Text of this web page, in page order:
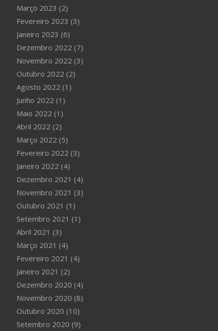
Março 2023 (2)
Fevereiro 2023 (3)
Janeiro 2023 (6)
Dezembro 2022 (7)
Novembro 2022 (3)
Outubro 2022 (2)
Agosto 2022 (1)
Junho 2022 (1)
Maio 2022 (1)
Abril 2022 (2)
Março 2022 (5)
Fevereiro 2022 (3)
Janeiro 2022 (4)
Dezembro 2021 (4)
Novembro 2021 (3)
Outubro 2021 (1)
Setembro 2021 (1)
Abril 2021 (3)
Março 2021 (4)
Fevereiro 2021 (4)
Janeiro 2021 (2)
Dezembro 2020 (4)
Novembro 2020 (8)
Outubro 2020 (10)
Setembro 2020 (9)